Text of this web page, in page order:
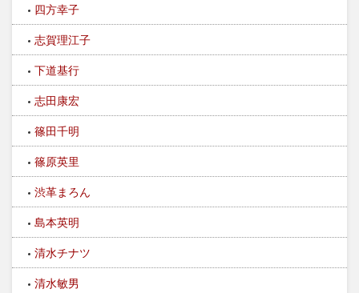
四方幸子
志賀理江子
下道基行
志田康宏
篠田千明
篠原英里
渋革まろん
島本英明
清水チナツ
清水敏男